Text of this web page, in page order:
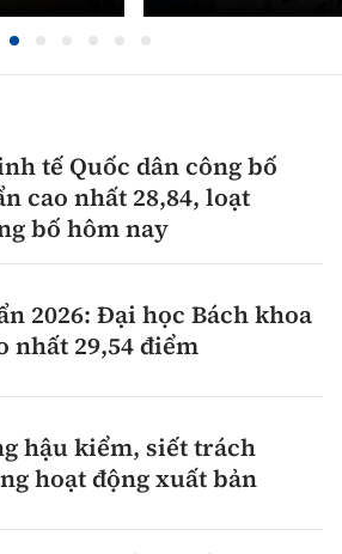
tế Quốc dân công bố
cao nhất 28,84, loạt
bố hôm nay
2026: Đại học Bách khoa
nhất 29,54 điểm
hậu kiểm, siết trách
hoạt động xuất bản